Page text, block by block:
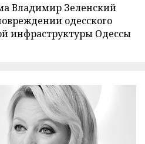
Владимир Зеленский
одесского
инфраструктуры Одессы